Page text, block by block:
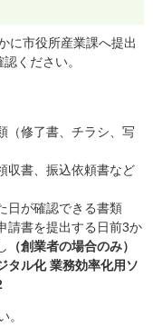
に市役所産業課へ提出
ください。
（修了書、チラシ、写
収書、振込依頼書など
日が確認できる書類
請書を提出する日前3か
（創業者の場合のみ）
タル化 業務効率化用ソ
。